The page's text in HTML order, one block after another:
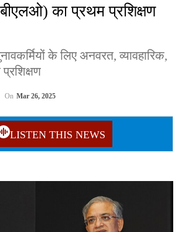
का प्रथम प्रशिक्षण
के लिए अनवरत, व्यावहारिक,
On Mar 26, 2025
LISTEN THIS NEWS